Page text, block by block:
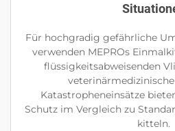
Für hochgradig gefährliche
verwenden MEPROs
flüssigkeitsabweisenden
Katastropheneinsätze
Schutz im Vergleich zu
kitteln.